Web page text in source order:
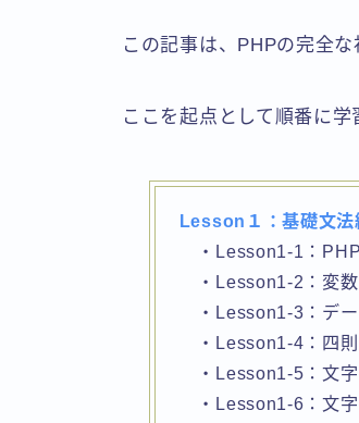
この記事は、PHPの完全
ここを起点として順番に
Lesson１：基礎文法
・Lesson1-1：PHP
・Lesson1-2：変数
・Lesson1-3：デー
・Lesson1-4：四則
・Lesson1-5：文字
・Lesson1-6：文字